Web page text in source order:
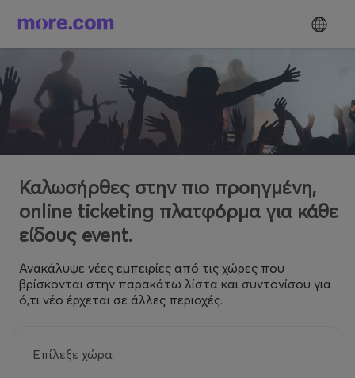
Καλωσήρθες στην πιο προηγμένη,
online ticketing πλατφόρμα για κάθε
είδους event.
Ανακάλυψε νέες εμπειρίες από τις χώρες που
βρίσκονται στην παρακάτω λίστα και συντονίσου για
ό,τι νέο έρχεται σε άλλες περιοχές.
Επίλεξε χώρα